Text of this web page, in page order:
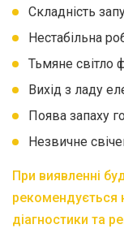
Складність
Нестабільна
Тьмяне світло
Вихід з ладу
Поява запаху
Незвичне
При виявленні
рекомендується
діагностики та